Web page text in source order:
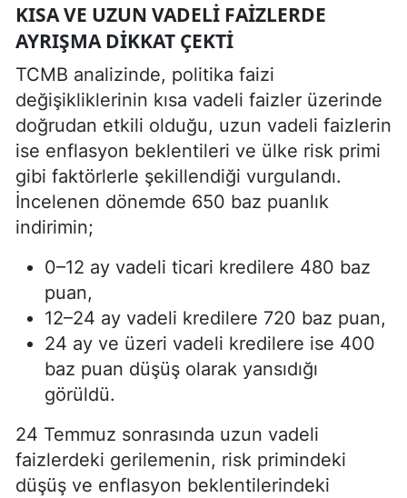
KISA VE UZUN VADELI FAIZLERDE
AYRIŞMA DIKKAT ÇEKTI
TCMB analizinde, politika faizi
değişikliklerinin kısa vadeli faizler üzerinde
doğrudan etkili olduğu, uzun vadeli faizlerin
ise enflasyon beklentileri ve ülke risk primi
gibi faktörlerle şekillendiği vurgulandı.
İncelenen dönemde 650 baz puanlık
indirimin;
0–12 ay vadeli ticari kredilere 480 baz
puan,
12–24 ay vadeli kredilere 720 baz puan,
24 ay ve üzeri vadeli kredilere ise 400
baz puan düşüş olarak yansıdığı
görüldü.
24 Temmuz sonrasında uzun vadeli
faizlerdeki gerilemenin, risk primindeki
düşüş ve enflasyon beklentilerindeki